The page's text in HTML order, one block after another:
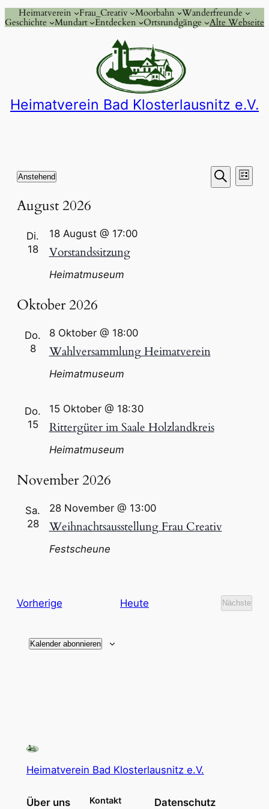
Heimatverein Frau_Creativ Moorbahn
Wanderfreunde
Geschichte
Mundart Entdecken Ortsrundgänge Alte Webseite
Heimatverein Bad Klosterlausnitz e.V.
Veranstaltungen Suche
Liste
Anstehend
wählen.
August 2026
Di.
18
Vorstandssitzung
18 August @ 17:00
Heimatmuseum
Oktober 2026
Do.
8
Wahlversammlung Heimatverein
8 Oktober @ 18:00
Heimatmuseum
Do.
15
Rittergüter im Saale Holzlandkreis
15 Oktober @ 18:30
Heimatmuseum
November 2026
Sa.
28
Weihnachtsausstellung Frau Creativ
28 November @ 13:00
Festscheune
VorherigeVeranstaltungen
Heute
Nächste
Kalender abonnieren
Heimatverein Bad Klosterlausnitz e.V.
Über uns Kontakt Datenschutz